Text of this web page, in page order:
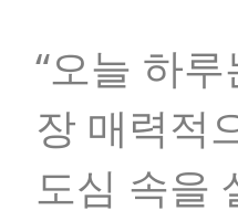
“오늘 하
장 매력적
도심 속을